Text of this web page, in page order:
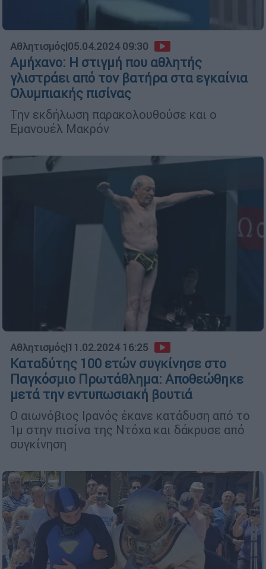
Αθλητισμός|05.04.2024 09:30
Αμήχανο: H στιγμή που αθλητής
γλιστράει από τον βατήρα στα εγκαίνια
Ολυμπιακής πισίνας
Την εκδήλωση παρακολουθούσε και ο
Εμανουέλ Μακρόν
Αθλητισμός|11.02.2024 16:25
Καταδύτης 100 ετών συγκίνησε στο
Παγκόσμιο Πρωτάθλημα: Αποθεώθηκε
μετά την εντυπωσιακή βουτιά
Ο αιωνόβιος Ιρανός έκανε κατάδυση από το
1μ στην πισίνα της Ντόχα και δάκρυσε από
συγκίνηση